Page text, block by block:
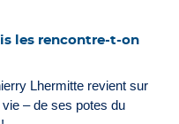
les rencontre-t-on
Lhermitte revient sur
– de ses potes du